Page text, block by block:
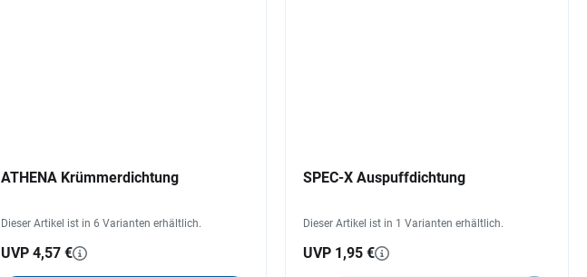
ATHENA Krümmerdichtung
Dieser Artikel ist in 6 Varianten erhältlich.
UVP 4,57 €
SPEC-X Auspuffdichtung
Dieser Artikel ist in 1 Varianten erhältlich.
UVP 1,95 €